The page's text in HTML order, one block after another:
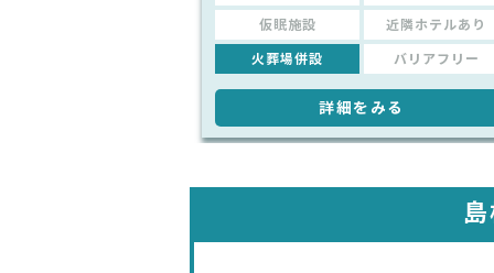
仮眠施設 近隣ホテルあり
火葬場併設 バリアフリー
詳細をみる